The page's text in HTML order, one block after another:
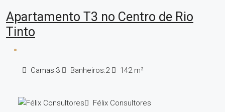
Apartamento T3 no Centro de Rio
Tinto
Camas:3 Banheiros:2 142 m²
Félix Consultores